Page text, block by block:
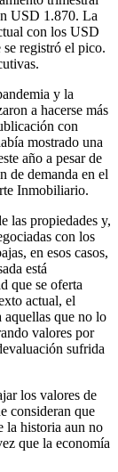
USD 1.870. La
con los USD
registró el pico.
y la
a hacerse más
con
mostrado una
año a pesar de
de demanda en el
Inmobiliario.
las propiedades y,
con los
en esos casos,
está
que se oferta
actual, el
aquellas que no lo
valores por
sufrida
los valores de
consideran que
la historia aun no
que la economía